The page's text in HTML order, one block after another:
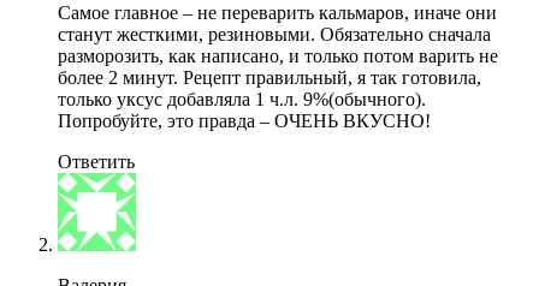
Самое главное – не переварить кальмаров, иначе они
станут жесткими, резиновыми. Обязательно сначала
разморозить, как написано, и только потом варить не
более 2 минут. Рецепт правильный, я так готовила,
только уксус добавляла 1 ч.л. 9%(обычного).
Попробуйте, это правда – ОЧЕНЬ ВКУСНО!
Ответить